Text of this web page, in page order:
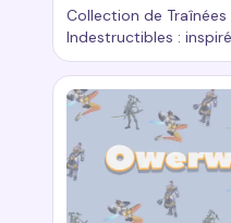
Collection de Traînées
Indestructibles :
aventures d’une
Mots-clés :